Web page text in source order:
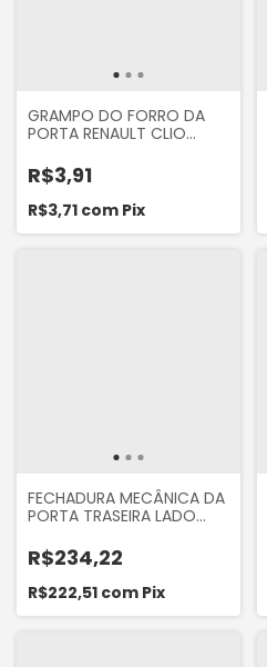
GRAMPO DO FORRO DA
PORTA RENAULT CLIO
MEGANE SCENIC FLUENCE
R$3,91
R$3,71 com Pix
FECHADURA MECÂNICA DA
PORTA TRASEIRA LADO
SANDERO 2007... LOGAN
2007... MARCA ORI 8559
R$234,22
R$222,51 com Pix